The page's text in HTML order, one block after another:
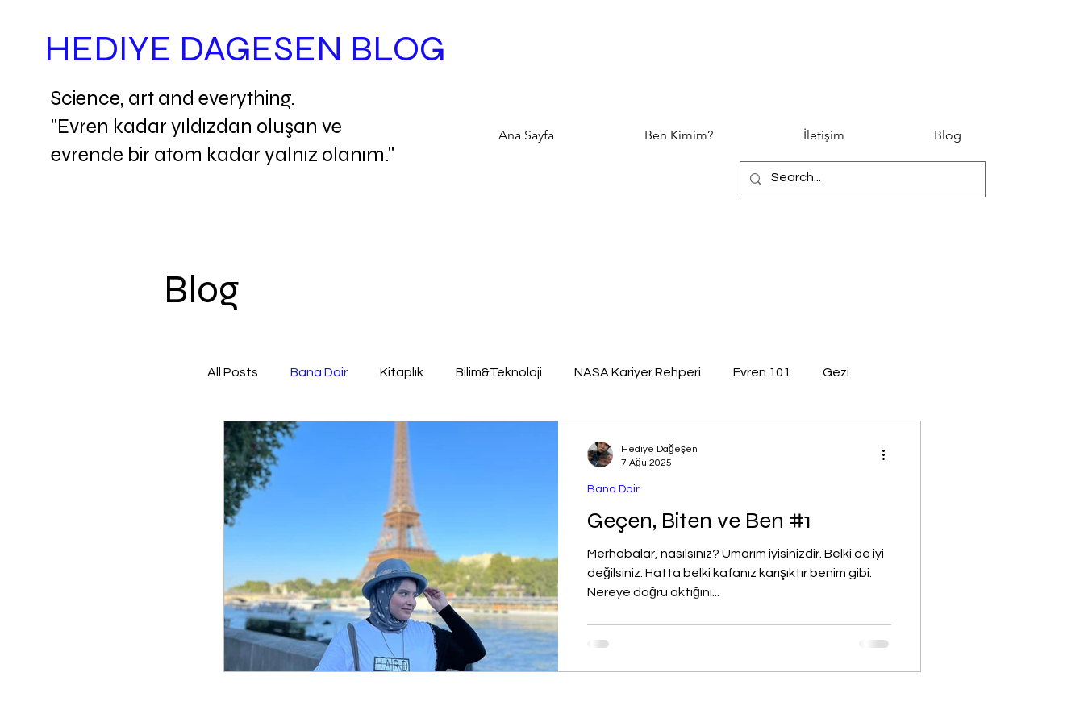
HEDIYE DAGESEN BLOG
Science, art and everything.
"Evren kadar yıldızdan oluşan ve
evrende bir atom kadar yalnız olanım."
Ana Sayfa Ben Kimim? İletişim Blog
Blog
All Posts Bana Dair Kitaplık Bilim&Teknoloji NASA Kariyer Rehperi Evren 101 Gezi
Etkinlik
Geçen, Biten ve Ben #1
Merhabalar, nasılsınız? Umarım iyisinizdir. Belki de iyi
değilsiniz. Hatta belki kafanız karışıktır benim gibi.
Nereye doğru aktığını...
Bana Dair
Hediye Dağeşen
7 Ağu 2025